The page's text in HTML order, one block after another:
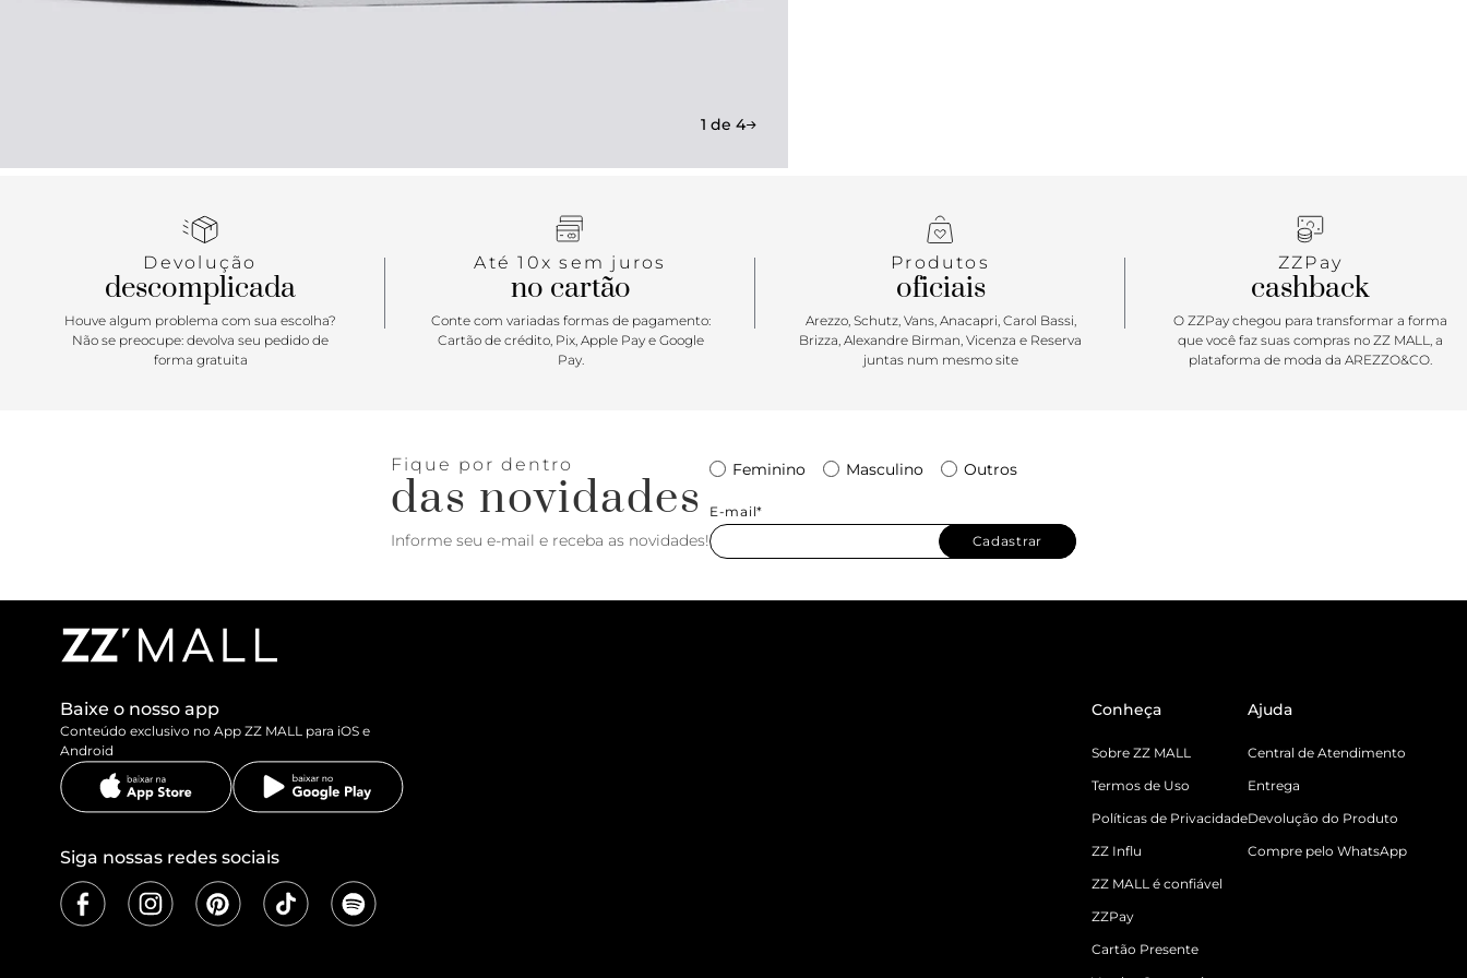
1 de 4
Devolução
descomplicada
Houve algum problema com sua escolha?
Não se preocupe: devolva seu pedido de
forma gratuita
Até 10x sem juros
no cartão
Conte com variadas formas de pagamento:
Cartão de crédito, Pix, Apple Pay e Google
Pay.
Produtos
oficiais
Arezzo, Schutz, Vans, Anacapri, Carol Bassi,
Brizza, Alexandre Birman, Vicenza e Reserva
juntas num mesmo site
ZZPay
cashback
O ZZPay chegou para transformar a forma
que você faz suas compras no ZZ MALL, a
plataforma de moda da AREZZO&CO.
Fique por dentro
das novidades
Informe seu e-mail e receba as novidades!
Feminino Masculino Outros
E-mail*
Cadastrar
Baixe o nosso app
Conteúdo exclusivo no App ZZ MALL para iOS e
Android
Siga nossas redes sociais
Conheça
Sobre ZZ MALL
Termos de Uso
Políticas de Privacidade
ZZ Influ
ZZ MALL é confiável
ZZPay
Cartão Presente
Ajuda
Central de Atendimento
Entrega
Devolução do Produto
Compre pelo WhatsApp